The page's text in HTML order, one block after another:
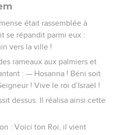
était rassemblée à
se répandit parmi eux :
vers la ville !
rameaux aux palmiers et
: — Hosanna ! Béni soit
! Vive le roi d’Israël !
dessus. Il réalisa ainsi cette
: Voici ton Roi, il vient